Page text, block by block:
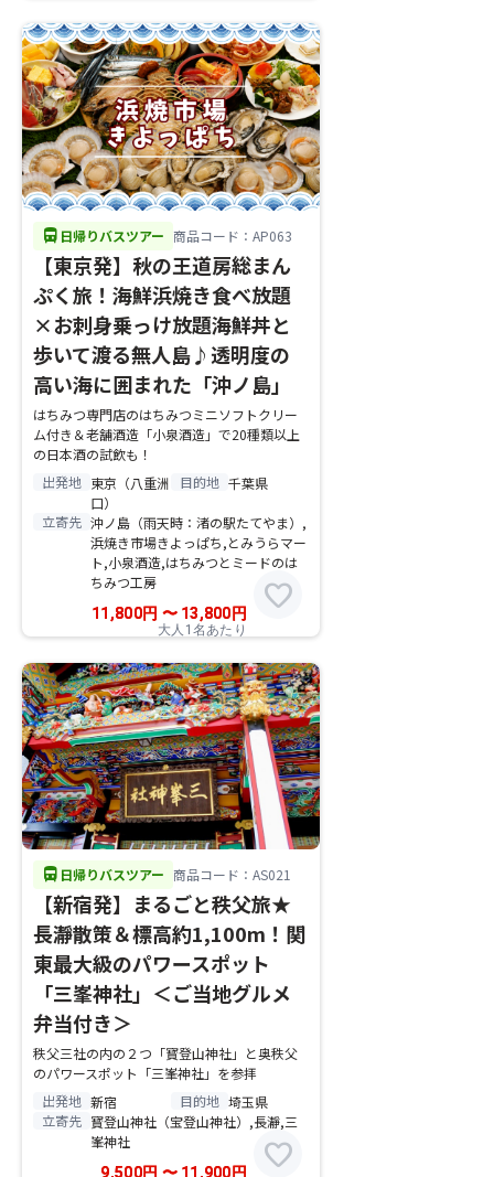
directions_bus 日帰りバスツアー 商品コード：AP063
【東京発】秋の王道房総まん
ぷく旅！海鮮浜焼き食べ放題
×お刺身乗っけ放題海鮮丼と
歩いて渡る無人島♪透明度の
高い海に囲まれた「沖ノ島」
はちみつ専門店のはちみつミニソフトクリー
ム付き＆老舗酒造「小泉酒造」で20種類以上
の日本酒の試飲も！
出発地 東京（八重洲
口）
目的地 千葉県
立寄先 沖ノ島（雨天時：渚の駅たてやま）,
浜焼き市場きよっぱち,とみうらマー
ト,小泉酒造,はちみつとミードのは
ちみつ工房
11,800円 〜13,800 円
大人1名あたり
favorite
directions_bus 日帰りバスツアー 商品コード：AS021
【新宿発】まるごと秩父旅★
長瀞散策＆標高約1,100m！関
東最大級のパワースポット
「三峯神社」＜ご当地グルメ
弁当付き＞
秩父三社の内の２つ「寳登山神社」と奥秩父
のパワースポット「三峯神社」を参拝
出発地 新宿 目的地 埼玉県
立寄先 寳登山神社（宝登山神社）,長瀞,三
峯神社
9,500円 〜11,900 円 favorite